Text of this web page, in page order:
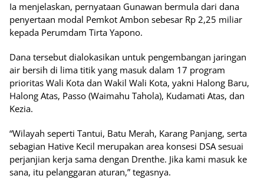
Ia menjelaskan, pernyataan Gunawan bermula dari dana
penyertaan modal Pemkot Ambon sebesar Rp 2,25 miliar
kepada Perumdam Tirta Yapono.
Dana tersebut dialokasikan untuk pengembangan jaringan
air bersih di lima titik yang masuk dalam 17 program
prioritas Wali Kota dan Wakil Wali Kota, yakni Halong Baru,
Halong Atas, Passo (Waimahu Tahola), Kudamati Atas, dan
Kezia.
“Wilayah seperti Tantui, Batu Merah, Karang Panjang, serta
sebagian Hative Kecil merupakan area konsesi DSA sesuai
perjanjian kerja sama dengan Drenthe. Jika kami masuk ke
sana, itu pelanggaran aturan,” tegasnya.